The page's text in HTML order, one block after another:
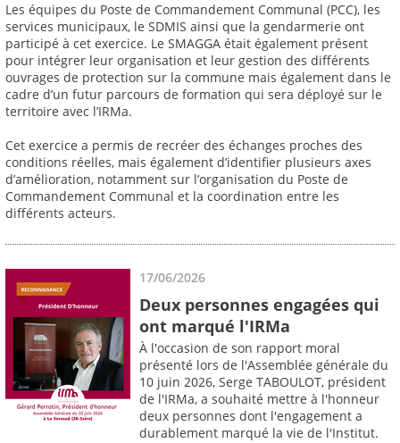
Les équipes du Poste de Commandement Communal (PCC), les
services municipaux, le SDMIS ainsi que la gendarmerie ont
participé à cet exercice. Le SMAGGA était également présent
pour intégrer leur organisation et leur gestion des différents
ouvrages de protection sur la commune mais également dans le
cadre d’un futur parcours de formation qui sera déployé sur le
territoire avec l’IRMa.
Cet exercice a permis de recréer des échanges proches des
conditions réelles, mais également d’identifier plusieurs axes
d’amélioration, notamment sur l’organisation du Poste de
Commandement Communal et la coordination entre les
différents acteurs.
17/06/2026
Deux personnes engagées qui
ont marqué l'IRMa
À l'occasion de son rapport moral
présenté lors de l'Assemblée générale du
10 juin 2026, Serge TABOULOT, président
de l'IRMa, a souhaité mettre à l'honneur
deux personnes dont l'engagement a
durablement marqué la vie de l'Institut.